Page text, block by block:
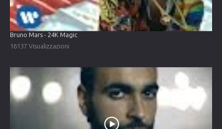
Bruno Mars - 24K Magic
16137 Visualizzazioni